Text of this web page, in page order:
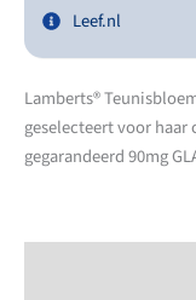
Leef.nl
Lamberts®
geselecteert voor haar
gegarandeerd 90mg